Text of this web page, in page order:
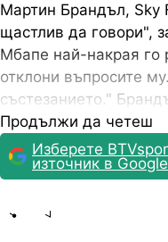
Мартин Брандъл, Sky
щастлив да говори",
Мбапе най-накрая го
отклони въпросите
състезанието."
може да надбяга
"Не, не съм толкова
искам да се насладя
Продължи да четеш
Изберете
източник в Google